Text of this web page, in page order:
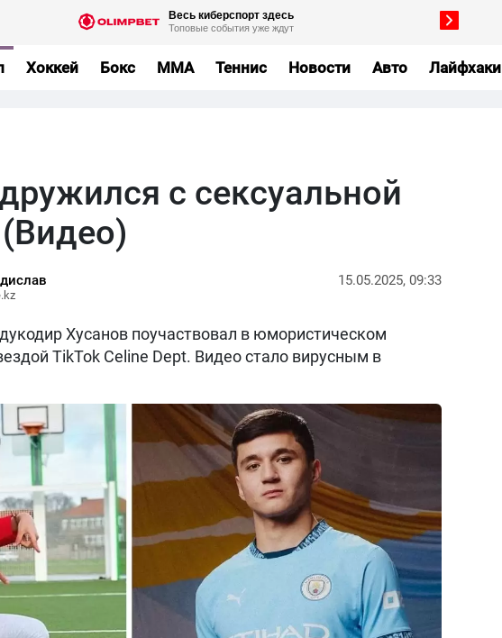
Хоккей Бокс MMA Теннис Новости Авто Лайфхаки
с сексуальной
15.05.2025, 09:33
Хусанов поучаствовал в юмористическом
TikTok Celine Dept. Видео стало вирусным в